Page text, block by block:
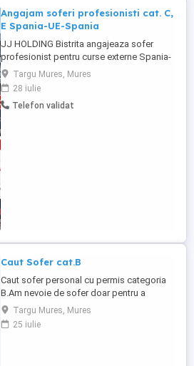
Angajam soferi profesionisti cat. C,
E Spania-UE-Spania
JJ HOLDING Bistrita angajeaza sofer
profesionist pentru curse externe Spania-
UE-Spania! Flexibilitate in alegerea
perioadei de lucru. Transport la de la
camion asigurat. Salarizare cu plata la
timp 3200 eur + bonusuri de performanta!
Targu Mures, Mures
28 iulie
Telefon validat
Caut Sofer cat.B
Caut sofer personal cu permis categoria
B.Am nevoie de sofer doar pentru a
conduce nu altceva sa lucreze.Ofer cazare
si salariu atractiv 1000 luna. Rog si ofer
seriozitate. Mai multe detalii pe Whatsapp
Targu Mures, Mures
25 iulie